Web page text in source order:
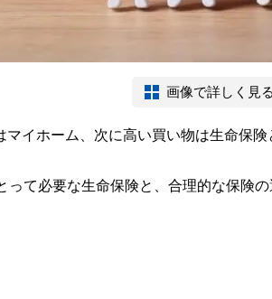
画像で詳しく見
イホーム、次に高い買い物は生命保険
って必要な生命保険と、合理的な保険の